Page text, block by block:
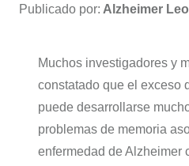
Publicado por: Alzheimer
Muchos investigadores y
constatado que el exceso
puede desarrollarse
problemas de memoria
enfermedad de Alzheimer